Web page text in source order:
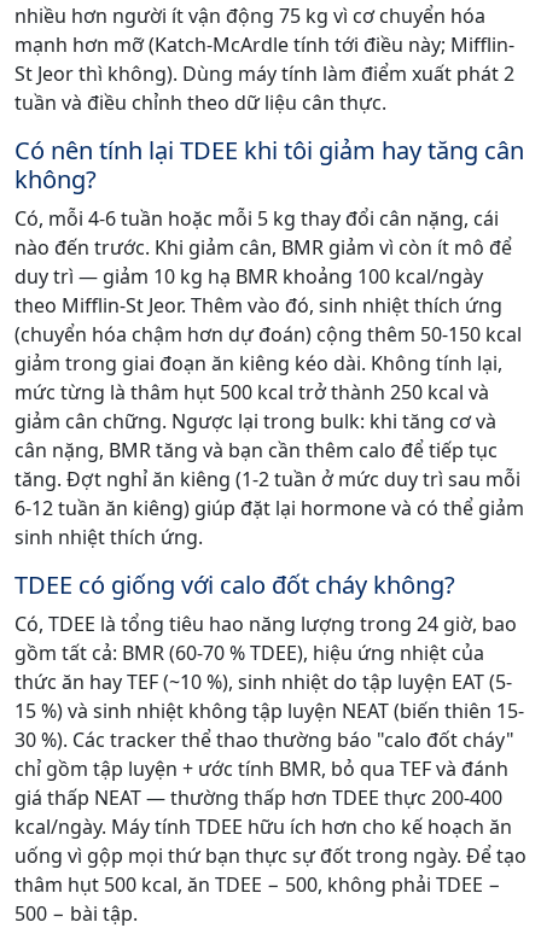
nhiều hơn người ít vận động 75 kg vì cơ chuyển hóa
mạnh hơn mỡ (Katch-McArdle tính tới điều này; Mifflin-
St Jeor thì không). Dùng máy tính làm điểm xuất phát 2
tuần và điều chỉnh theo dữ liệu cân thực.
Có nên tính lại TDEE khi tôi giảm hay tăng cân
không?
Có, mỗi 4-6 tuần hoặc mỗi 5 kg thay đổi cân nặng, cái
nào đến trước. Khi giảm cân, BMR giảm vì còn ít mô để
duy trì — giảm 10 kg hạ BMR khoảng 100 kcal/ngày
theo Mifflin-St Jeor. Thêm vào đó, sinh nhiệt thích ứng
(chuyển hóa chậm hơn dự đoán) cộng thêm 50-150 kcal
giảm trong giai đoạn ăn kiêng kéo dài. Không tính lại,
mức từng là thâm hụt 500 kcal trở thành 250 kcal và
giảm cân chững. Ngược lại trong bulk: khi tăng cơ và
cân nặng, BMR tăng và bạn cần thêm calo để tiếp tục
tăng. Đợt nghỉ ăn kiêng (1-2 tuần ở mức duy trì sau mỗi
6-12 tuần ăn kiêng) giúp đặt lại hormone và có thể giảm
sinh nhiệt thích ứng.
TDEE có giống với calo đốt cháy không?
Có, TDEE là tổng tiêu hao năng lượng trong 24 giờ, bao
gồm tất cả: BMR (60-70 % TDEE), hiệu ứng nhiệt của
thức ăn hay TEF (~10 %), sinh nhiệt do tập luyện EAT (5-
15 %) và sinh nhiệt không tập luyện NEAT (biến thiên 15-
30 %). Các tracker thể thao thường báo "calo đốt cháy"
chỉ gồm tập luyện + ước tính BMR, bỏ qua TEF và đánh
giá thấp NEAT — thường thấp hơn TDEE thực 200-400
kcal/ngày. Máy tính TDEE hữu ích hơn cho kế hoạch ăn
uống vì gộp mọi thứ bạn thực sự đốt trong ngày. Để tạo
thâm hụt 500 kcal, ăn TDEE − 500, không phải TDEE −
500 − bài tập.